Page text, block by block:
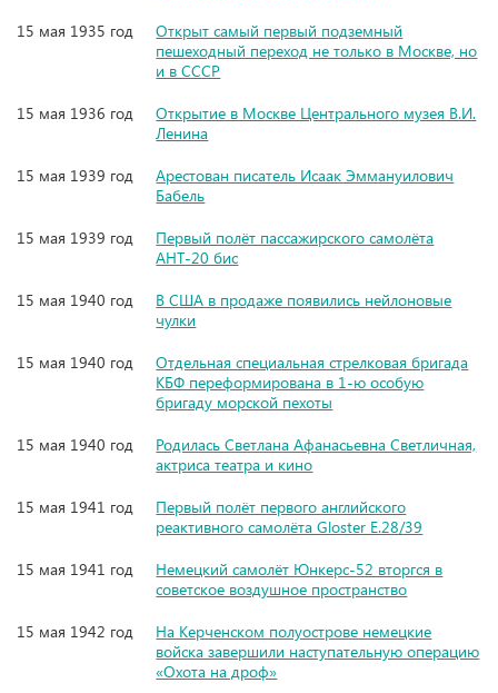
15 мая 1935 год
Открыт самый первый подземный
пешеходный переход не только в Москве, но
и в СССР
15 мая 1936 год
Открытие в Москве Центрального музея В.И.
Ленина
15 мая 1939 год
Арестован писатель Исаак Эммануилович
Бабель
15 мая 1939 год
Первый полёт пассажирского самолёта
АНТ-20 бис
15 мая 1940 год
В США в продаже появились нейлоновые
чулки
15 мая 1940 год
Отдельная специальная стрелковая бригада
КБФ переформирована в 1-ю особую
бригаду морской пехоты
15 мая 1940 год
Родилась Светлана Афанасьевна Светличная,
актриса театра и кино
15 мая 1941 год
Первый полёт первого английского
реактивного самолёта Gloster E.28/39
15 мая 1941 год
Немецкий самолёт Юнкерс-52 вторгся в
советское воздушное пространство
15 мая 1942 год
На Керченском полуострове немецкие
войска завершили наступательную операцию
«Охота на дроф»